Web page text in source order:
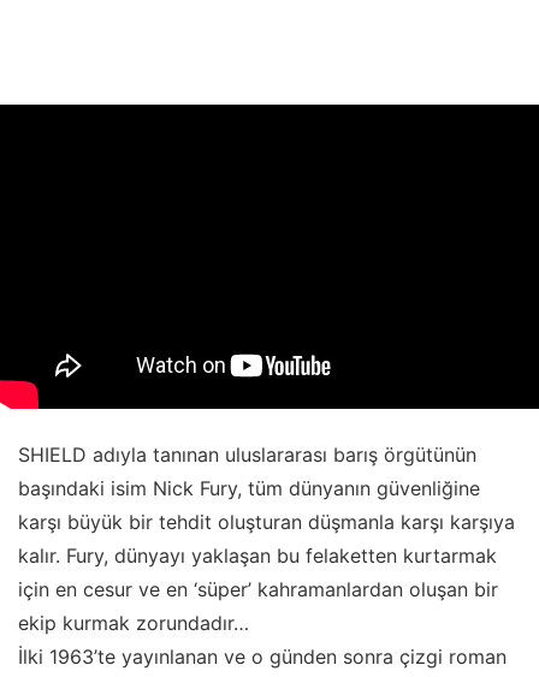
SHIELD adıyla tanınan uluslararası barış örgütünün
başındaki isim Nick Fury, tüm dünyanın güvenliğine
karşı büyük bir tehdit oluşturan düşmanla karşı karşıya
kalır. Fury, dünyayı yaklaşan bu felaketten kurtarmak
için en cesur ve en ‘süper’ kahramanlardan oluşan bir
ekip kurmak zorundadır…
İlki 1963’te yayınlanan ve o günden sonra çizgi roman